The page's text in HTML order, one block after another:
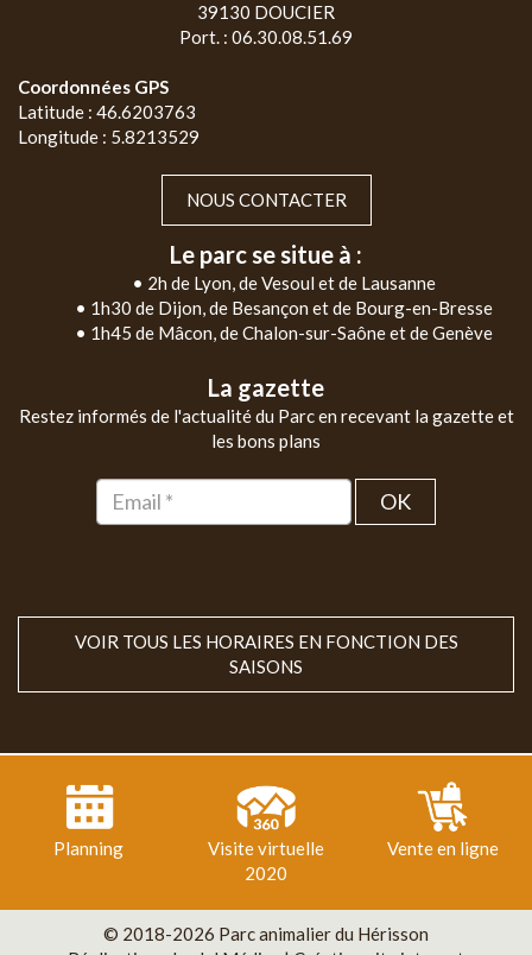
39130 DOUCIER
Port. : 06.30.08.51.69
Coordonnées GPS
Latitude : 46.6203763
Longitude : 5.8213529
NOUS CONTACTER
Le parc se situe à :
• 2h de Lyon, de Vesoul et de Lausanne
• 1h30 de Dijon, de Besançon et de Bourg-en-Bresse
• 1h45 de Mâcon, de Chalon-sur-Saône et de Genève
La gazette
Restez informés de l'actualité du Parc en recevant la gazette et
les bons plans
OK
VOIR TOUS LES HORAIRES EN FONCTION DES
SAISONS
Planning
Visite virtuelle
2020
Vente en ligne
© 2018-2026 Parc animalier du Hérisson